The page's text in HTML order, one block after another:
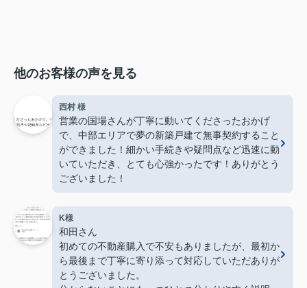
他のお客様の声を見る
西村 様
営業の国場さんが丁寧に動いてくださったおかげ
で、中部エリアで夢の新築戸建て無事契約すること
ができました！細かい手続きや疑問点など迅速に動
いていただき、とても心強かったです！ありがとう
ございました！
K様
和田さん
初めての不動産購入で不安もありましたが、最初か
ら最後まで丁寧に寄り添って対応していただありが
とうございました。